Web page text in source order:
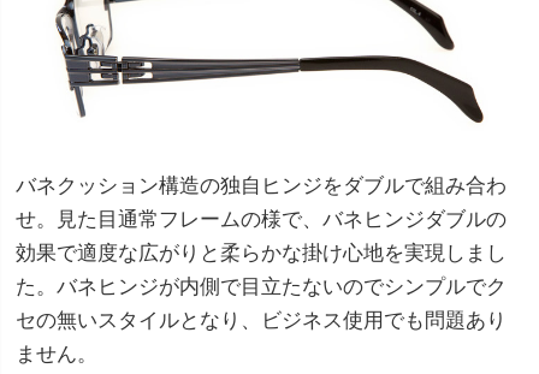
バネクッション構造の独自ヒンジをダブルで組み合わ
せ。見た目通常フレームの様で、バネヒンジダブルの
効果で適度な広がりと柔らかな掛け心地を実現しまし
た。バネヒンジが内側で目立たないのでシンプルでク
セの無いスタイルとなり、ビジネス使用でも問題あり
ません。